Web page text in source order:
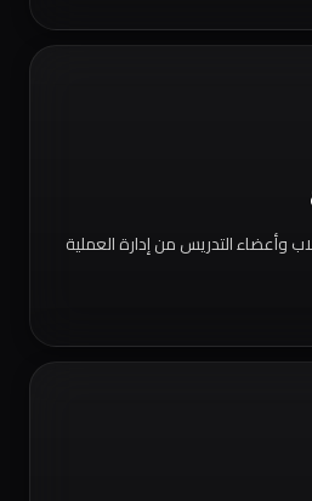
وأعضاء التدريس من إدارة العملية